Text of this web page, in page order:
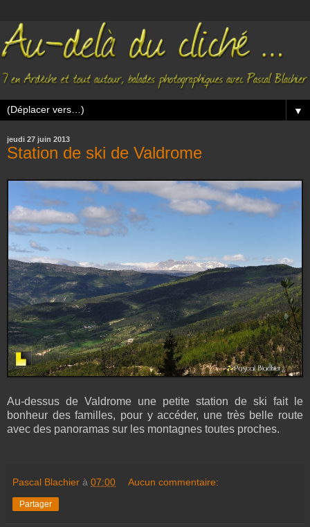
▼
jeudi 27 juin 2013
Station de ski de Valdrome
Au-dessus de Valdrome une petite station de ski fait le
bonheur des familles, pour y accéder, une très belle route
avec des panoramas sur les montagnes toutes proches.
Pascal Blachier à 07:00 Aucun commentaire:
Partager